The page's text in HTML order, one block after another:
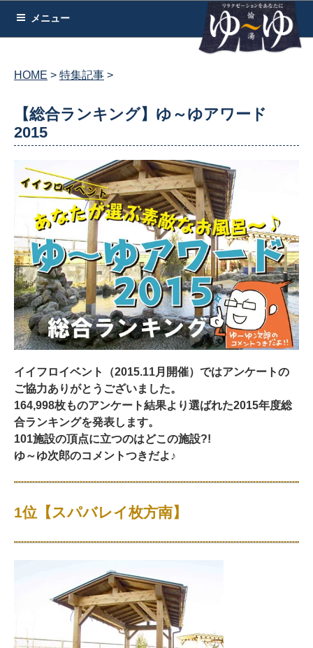
メニュー
HOME 特集記事
【総合ランキング】ゆ～ゆアワード
2015
イイフロイベント（2015.11月開催）ではアンケートの
ご協力ありがとうございました。
164,998枚ものアンケート結果より選ばれた2015年度総
合ランキングを発表します。
101施設の頂点に立つのはどこの施設?!
ゆ～ゆ次郎のコメントつきだよ♪
1位【スパバレイ枚方南】